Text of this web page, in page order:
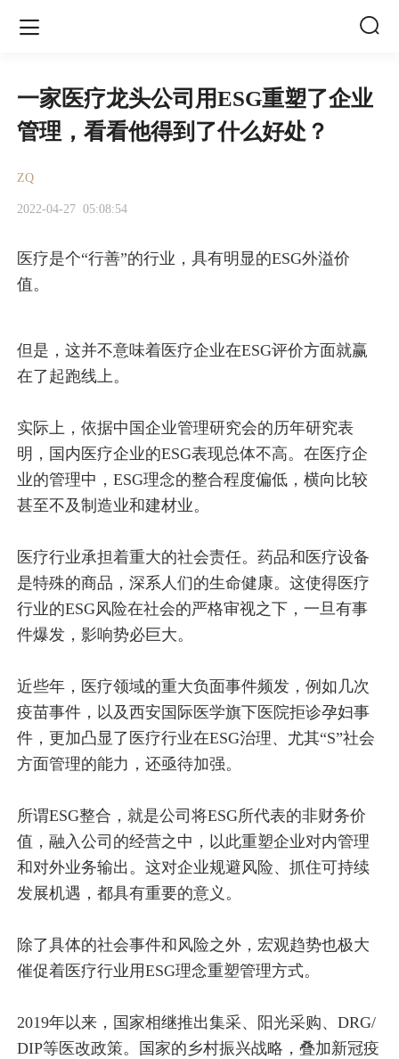
 
一家医疗龙头公司用ESG重塑了企业
管理，看看他得到了什么好处？
ZQ
2022-04-27 05:08:54
医疗是个“行善”的行业，具有明显的ESG外溢价
值。
但是，这并不意味着医疗企业在ESG评价方面就赢
在了起跑线上。
实际上，依据中国企业管理研究会的历年研究表
明，国内医疗企业的ESG表现总体不高。在医疗企
业的管理中，ESG理念的整合程度偏低，横向比较
甚至不及制造业和建材业。
医疗行业承担着重大的社会责任。药品和医疗设备
是特殊的商品，深系人们的生命健康。这使得医疗
行业的ESG风险在社会的严格审视之下，一旦有事
件爆发，影响势必巨大。
近些年，医疗领域的重大负面事件频发，例如几次
疫苗事件，以及西安国际医学旗下医院拒诊孕妇事
件，更加凸显了医疗行业在ESG治理、尤其“S”社会
方面管理的能力，还亟待加强。
所谓ESG整合，就是公司将ESG所代表的非财务价
值，融入公司的经营之中，以此重塑企业对内管理
和对外业务输出。这对企业规避风险、抓住可持续
发展机遇，都具有重要的意义。
除了具体的社会事件和风险之外，宏观趋势也极大
催促着医疗行业用ESG理念重塑管理方式。
2019年以来，国家相继推出集采、阳光采购、DRG/
DIP等医改政策。国家的乡村振兴战略，叠加新冠疫